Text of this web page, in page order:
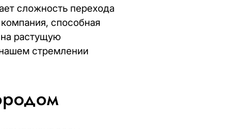
сложность перехода
способная
растущую
стремлении